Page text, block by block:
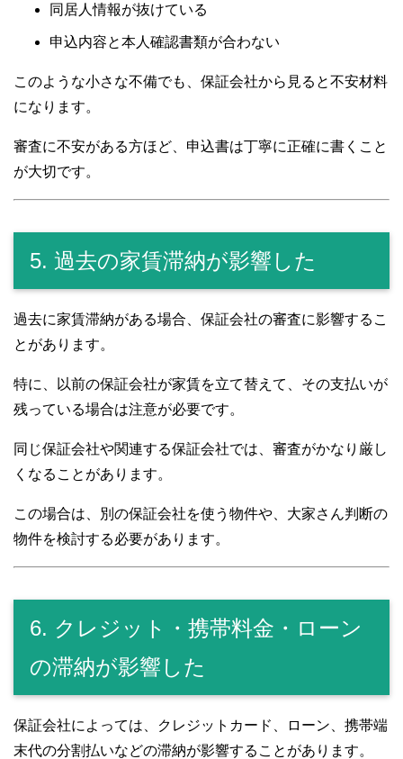
同居人情報が抜けている
申込内容と本人確認書類が合わない
このような小さな不備でも、保証会社から見ると不安材料
になります。
審査に不安がある方ほど、申込書は丁寧に正確に書くこと
が大切です。
5. 過去の家賃滞納が影響した
過去に家賃滞納がある場合、保証会社の審査に影響するこ
とがあります。
特に、以前の保証会社が家賃を立て替えて、その支払いが
残っている場合は注意が必要です。
同じ保証会社や関連する保証会社では、審査がかなり厳し
くなることがあります。
この場合は、別の保証会社を使う物件や、大家さん判断の
物件を検討する必要があります。
6. クレジット・携帯料金・ローン
の滞納が影響した
保証会社によっては、クレジットカード、ローン、携帯端
末代の分割払いなどの滞納が影響することがあります。